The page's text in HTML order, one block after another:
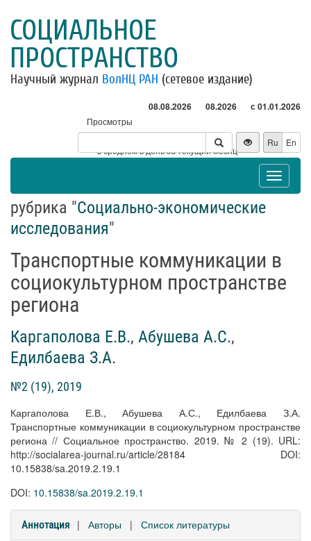
СОЦИАЛЬНОЕ
ПРОСТРАНСТВО
Научный журнал ВолНЦ РАН (сетевое издание)
08.08.2026 08.2026 с 01.01.2026
Просмотры
Посетители
* - в среднем в день за текущий месяц
Ru En
Toggle
рубрика "Социально-экономические
исследования"
Транспортные коммуникации в
социокультурном пространстве
региона
Каргаполова Е.В., Абушева А.С.,
Едилбаева З.А.
№2 (19), 2019
Каргаполова Е.В., Абушева А.С., Едилбаева З.А.
Транспортные коммуникации в социокультурном пространстве
региона // Социальное пространство. 2019. № 2 (19). URL:
http://socialarea-journal.ru/article/28184 DOI:
10.15838/sa.2019.2.19.1
DOI: 10.15838/sa.2019.2.19.1
Аннотация | Авторы | Список литературы